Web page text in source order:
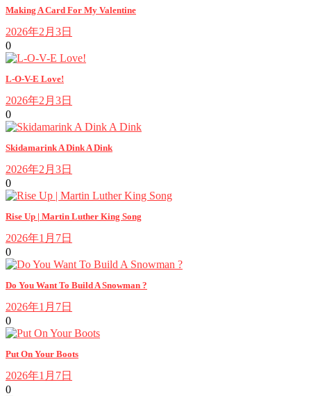
Making A Card For My Valentine
2026年2月3日
0
L-O-V-E Love!
2026年2月3日
0
Skidamarink A Dink A Dink
2026年2月3日
0
Rise Up | Martin Luther King Song
2026年1月7日
0
Do You Want To Build A Snowman ?
2026年1月7日
0
Put On Your Boots
2026年1月7日
0